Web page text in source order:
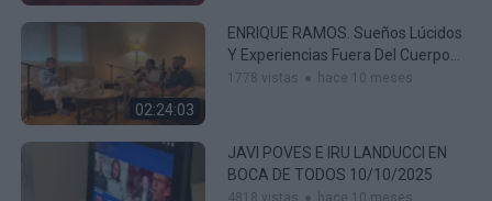
02:24:03
ENRIQUE RAMOS. Sueños Lúcidos
Y Experiencias Fuera Del Cuerpo
(proyección Astral) A Voluntad.
1778 vistas hace 10 meses
JAVI POVES E IRU LANDUCCI EN
BOCA DE TODOS 10/10/2025
4818 vistas hace 10 meses